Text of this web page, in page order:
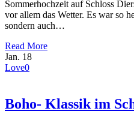
Sommerhochzeit auf Schloss
vor allem das Wetter. Es war so
sondern auch…
Read More
Jan. 18
Love0
Boho- Klassik im